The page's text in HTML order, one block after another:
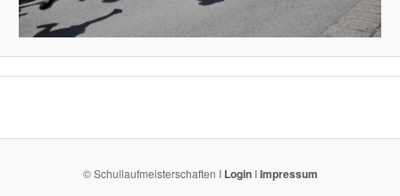
© Schullaufmeisterschaften I LoginIImpressum